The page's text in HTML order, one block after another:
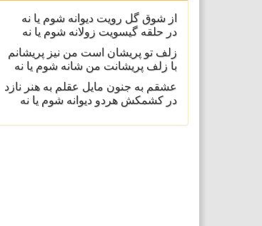
از شوق گل رویت دیوانه شوم یا نه
در حلقه گیسویت زولانه شوم یا نه
زلف تو پریشان است من نیز پریشانم
با زلف پریشانت من شانه شوم یا نه
عشقم به جنون مایل عقلم به هنر نازد
در کشمکش هردو دیوانه شوم یا نه